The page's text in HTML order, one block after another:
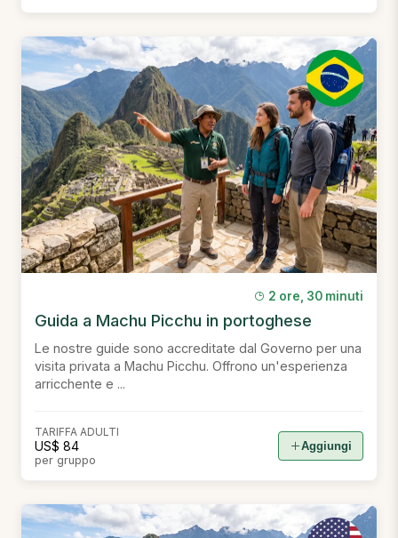
2 ore, 30 minuti
Guida a Machu Picchu in portoghese
Le nostre guide sono accreditate dal Governo per una
visita privata a Machu Picchu. Offrono un'esperienza
arricchente e ...
TARIFFA ADULTI
US$ 84
per gruppo
Aggiungi